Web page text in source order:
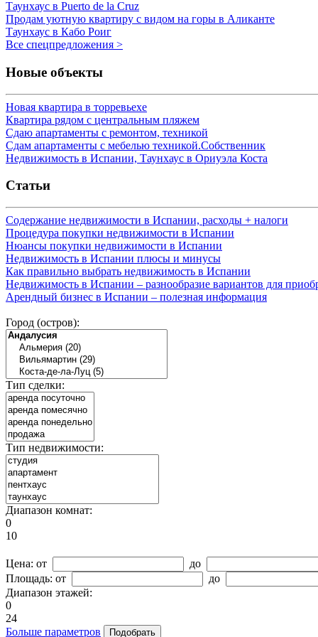
Таунхаус в Puerto de la Cruz
Продам уютную квартиру с видом на горы в Аликанте
Таунхаус в Кабо Роиг
Все спецпредложения >
Новые объекты
Новая квартира в торревьехе
Квартира рядом с центральным пляжем
Сдаю апартаменты с ремонтом, техникой
Сдам апартаменты с мебелью техникой.Собственник
Недвижимость в Испании, Таунхаус в Ориуэла Коста
Статьи
Содержание недвижимости в Испании, расходы + налоги
Процедура покупки недвижимости в Испании
Нюансы покупки недвижимости в Испании
Недвижимость в Испании плюсы и минусы
Как правильно выбрать недвижимость в Испании
Недвижимость в Испании – разнообразие вариантов для
Арендный бизнес в Испании – полезная информация
Город (остров):
Тип сделки:
Тип недвижимости:
Диапазон комнат:
0
10
Цена: от до
Площадь: от
до
Диапазон этажей:
0
24
Больше параметров